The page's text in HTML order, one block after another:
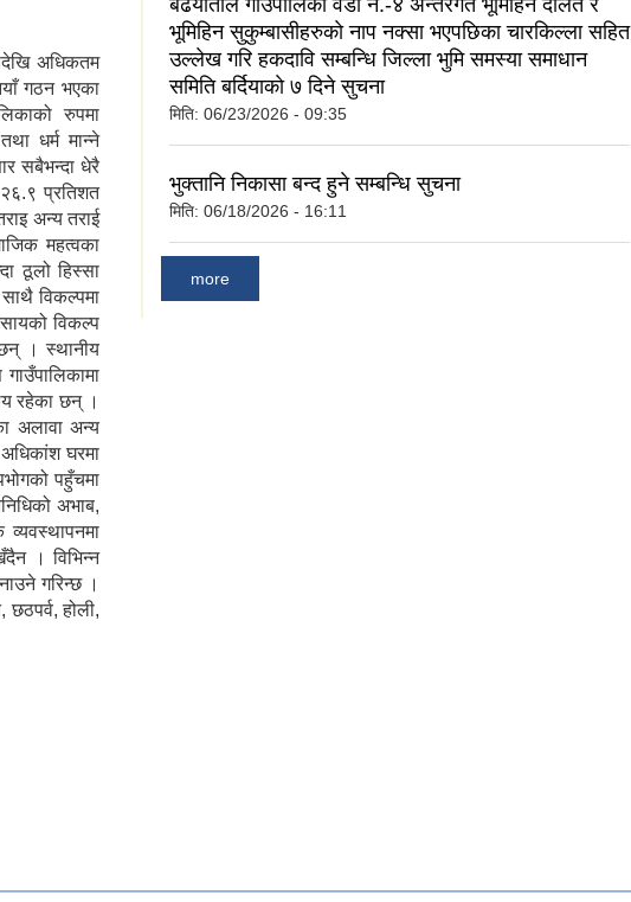
अधिकतम
गठन भएका
रुपमा
धर्म मान्ने
सबैभन्दा धेरै
प्रतिशत
अन्य तराई
महत्वका
ठूलो हिस्सा
विकल्पमा
विकल्प
। स्थानीय
रहेका छन् ।
अलावा अन्य
घरमा
पहुँचमा
अभाब,
। विभिन्न
गरिन्छ ।
छठपर्व, होली,
बढैयाताल गाउँपालिका वडा नं.-४ अन्तरगत भूमिहिन दलित र
भूमिहिन सुकुम्बासीहरुकाे नाप नक्सा भएपछिका चारकिल्ला सहित
उल्लेख गरि हकदावि सम्बन्धि जिल्ला भुमि समस्या समाधान
समिति बर्दियाकाे ७ दिने सुचना
मिति: 06/23/2026 - 09:35
भुक्तानि निकासा बन्द हुने सम्बन्धि सुचना
मिति: 06/18/2026 - 16:11
more